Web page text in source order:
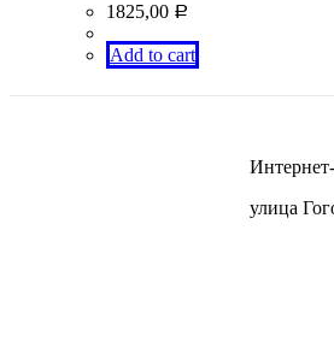
1825,00 Р
Add to cart
улица